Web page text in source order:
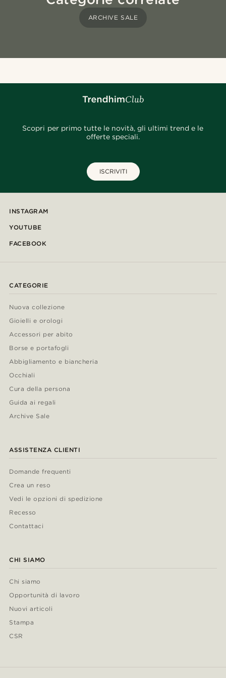
ARCHIVE SALE
Scopri per primo tutte le novità, gli ultimi trend e le
offerte speciali.
ISCRIVITI
INSTAGRAM
YOUTUBE
FACEBOOK
CATEGORIE
Nuova collezione
Gioielli e orologi
Accessori per abito
Borse e portafogli
Abbigliamento e biancheria
Occhiali
Cura della persona
Guida ai regali
Archive Sale
ASSISTENZA CLIENTI
Domande frequenti
Crea un reso
Vedi le opzioni di spedizione
Recesso
Contattaci
CHI SIAMO
Chi siamo
Opportunità di lavoro
Nuovi articoli
Stampa
CSR